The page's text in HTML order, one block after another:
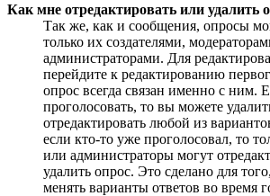
Как мне отредактировать или удалить
Так же, как и сообщения, опросы
только их создателями,
администраторами. Для
перейдите к редактированию
опрос всегда связан именно с ним.
проголосовать, то вы можете
отредактировать любой из
если кто-то уже проголосовал, то
или администраторы могут
удалить опрос. Это сделано для
менять варианты ответов во время